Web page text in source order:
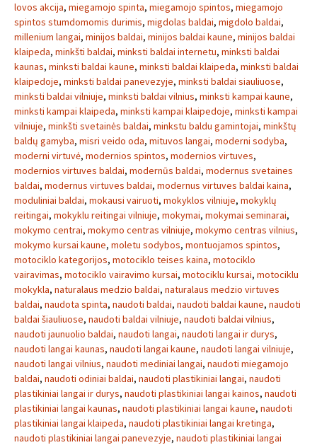
lovos akcija, miegamojo spinta, miegamojo spintos, miegamojo
spintos stumdomomis durimis, migdolas baldai, migdolo baldai,
millenium langai, minijos baldai, minijos baldai kaune, minijos baldai
klaipeda, minkšti baldai, minksti baldai internetu, minksti baldai
kaunas, minksti baldai kaune, minksti baldai klaipeda, minksti baldai
klaipedoje, minksti baldai panevezyje, minksti baldai siauliuose,
minksti baldai vilniuje, minksti baldai vilnius, minksti kampai kaune,
minksti kampai klaipeda, minksti kampai klaipedoje, minksti kampai
vilniuje, minkšti svetainės baldai, minkstu baldu gamintojai, minkštų
baldų gamyba, misri veido oda, mituvos langai, moderni sodyba,
moderni virtuvė, modernios spintos, modernios virtuves,
modernios virtuves baldai, modernūs baldai, modernus svetaines
baldai, modernus virtuves baldai, modernus virtuves baldai kaina,
moduliniai baldai, mokausi vairuoti, mokyklos vilniuje, mokyklų
reitingai, mokyklu reitingai vilniuje, mokymai, mokymai seminarai,
mokymo centrai, mokymo centras vilniuje, mokymo centras vilnius,
mokymo kursai kaune, moletu sodybos, montuojamos spintos,
motociklo kategorijos, motociklo teises kaina, motociklo
vairavimas, motociklo vairavimo kursai, motociklu kursai, motociklu
mokykla, naturalaus medzio baldai, naturalaus medzio virtuves
baldai, naudota spinta, naudoti baldai, naudoti baldai kaune, naudoti
baldai šiauliuose, naudoti baldai vilniuje, naudoti baldai vilnius,
naudoti jaunuolio baldai, naudoti langai, naudoti langai ir durys,
naudoti langai kaunas, naudoti langai kaune, naudoti langai vilniuje,
naudoti langai vilnius, naudoti mediniai langai, naudoti miegamojo
baldai, naudoti odiniai baldai, naudoti plastikiniai langai, naudoti
plastikiniai langai ir durys, naudoti plastikiniai langai kainos, naudoti
plastikiniai langai kaunas, naudoti plastikiniai langai kaune, naudoti
plastikiniai langai klaipeda, naudoti plastikiniai langai kretinga,
naudoti plastikiniai langai panevezyje, naudoti plastikiniai langai